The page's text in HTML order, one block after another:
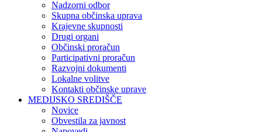
Nadzorni odbor
Skupna občinska uprava
Krajevne skupnosti
Drugi organi
Občinski proračun
Participativni proračun
Razvojni dokumenti
Lokalne volitve
Kontakti občinske uprave
MEDIJSKO SREDIŠČE
Novice
Obvestila za javnost